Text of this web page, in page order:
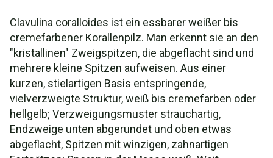
Clavulina coralloides ist ein essbarer weißer bis
cremefarbener Korallenpilz. Man erkennt sie an den
"kristallinen" Zweigspitzen, die abgeflacht sind und
mehrere kleine Spitzen aufweisen. Aus einer
kurzen, stielartigen Basis entspringende,
vielverzweigte Struktur, weiß bis cremefarben oder
hellgelb; Verzweigungsmuster strauchartig,
Endzweige unten abgerundet und oben etwas
abgeflacht, Spitzen mit winzigen, zahnartigen